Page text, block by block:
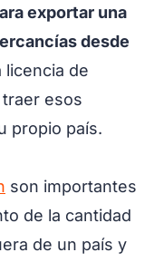
exportar una
desde
licencia de
esos
propio país.
son importantes
de la cantidad
de un país y